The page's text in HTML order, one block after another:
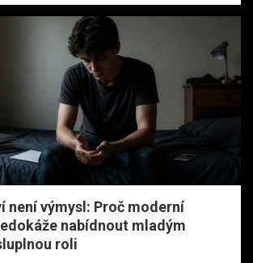
není výmysl: Proč moderní
nabídnout mladým
roli